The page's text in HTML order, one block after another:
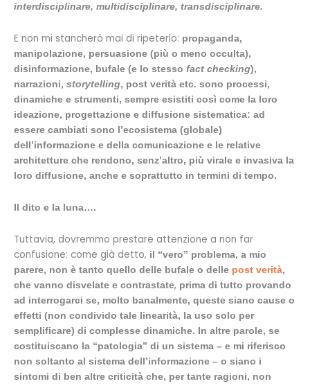
interdisciplinare, multidisciplinare, transdisciplinare.
E non mi stancherò mai di ripeterlo: propaganda,
manipolazione, persuasione (più o meno occulta),
disinformazione, bufale (e lo stesso fact checking),
narrazioni, storytelling, post verità etc. sono processi,
dinamiche e strumenti, sempre esistiti così come la loro
ideazione, progettazione e diffusione sistematica: ad
essere cambiati sono l’ecosistema (globale)
dell’informazione e della comunicazione e le relative
architetture che rendono, senz’altro, più virale e invasiva la
loro diffusione, anche e soprattutto in termini di tempo.
Il dito e la luna….
Tuttavia, dovremmo prestare attenzione a non far
confusione: come già detto, il “vero” problema, a mio
parere, non è tanto quello delle bufale o delle post verità,
che vanno disvelate e contrastate, prima di tutto provando
ad interrogarci se, molto banalmente, queste siano cause o
effetti (non condivido tale linearità, la uso solo per
semplificare) di complesse dinamiche. In altre parole, se
costituiscano la “patologia” di un sistema – e mi riferisco
non soltanto al sistema dell’informazione – o siano i
sintomi di ben altre criticità che, per tante ragioni, non